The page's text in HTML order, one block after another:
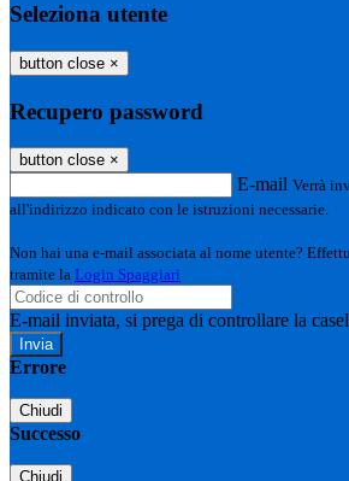
Seleziona utente
button close ×
Recupero password
button close ×
E-mail Verrà
all'indirizzo indicato con le istruzioni necessarie.
Non hai una e-mail associata al nome utente?
tramite la Login Spaggiari
E-mail inviata, si prega di controllare la
Errore
Chiudi
Successo
Chiudi